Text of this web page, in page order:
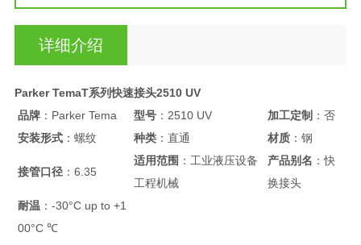
详细介绍
Parker TemaT系列快速接头2510 UV
品牌：Parker Tema 型号：2510 UV 加工定制：否
安装形式：螺纹 种类：直通 材质：钢
接管口径：6.35
适用范围 ：工业液压设备
工程机械
产品别名 ：快
换接头
耐温 ：-30°C up to +1
00°C ℃